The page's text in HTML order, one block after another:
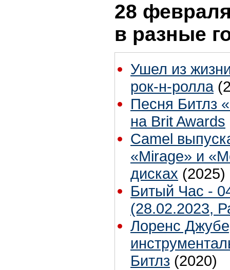
28
в разные
Ушел из
рок-н-ролла
Песня Битлз
на Brit Awards
Camel
«Mirage» и
дисках (2025)
Битый Час -
(28.02.2023,
Лоренс
Битлз (2020)